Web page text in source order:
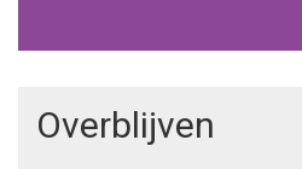
Overblijven